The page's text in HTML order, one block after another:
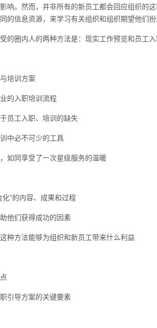
响。然而，并非所有的新员工都会回应组织的
的信息资源，来学习有关组织和组织期望他们扮
的圈内人的两种方法是：现实工作预览和员工入
培训方案
的入职培训流程
员工入职、培训的缺失
中必不可少的工具
如同享受了一次星级服务的温暖
”的内容、成果和过程
他们获得成功的因素
种方法能够为组织和新员工带来什么利益
引导方案的关键要素